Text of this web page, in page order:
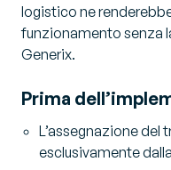
logistico ne
funzionamento senza
Generix.
Prima
L’assegnazione
esclusivamente